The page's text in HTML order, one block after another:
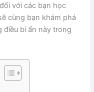
với các bạn học
cùng bạn khám phá
điều bí ẩn này trong